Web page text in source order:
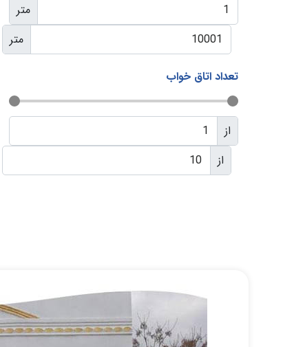
متر
متر
تعداد اتاق خواب
از
از